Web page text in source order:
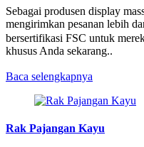
Sebagai produsen display
mengirimkan pesanan lebih
bersertifikasi FSC untuk
khusus Anda sekarang..
Baca selengkapnya
Rak Pajangan Kayu